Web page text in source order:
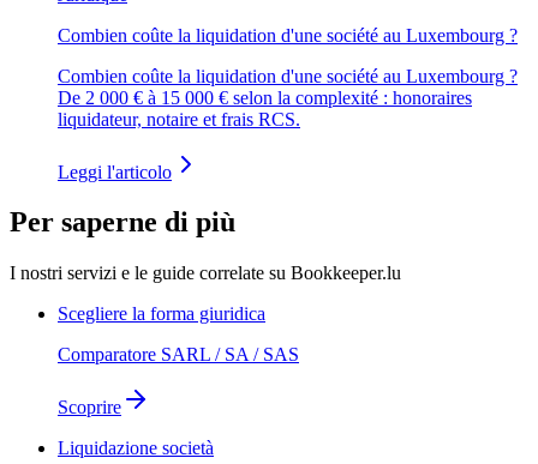
Combien coûte la liquidation d'une société au Luxembourg ?
Combien coûte la liquidation d'une société au Luxembourg ?
De 2 000 € à 15 000 € selon la complexité : honoraires
liquidateur, notaire et frais RCS.
Leggi l'articolo
Per saperne di più
I nostri servizi e le guide correlate su Bookkeeper.lu
Scegliere la forma giuridica
Comparatore SARL / SA / SAS
Scoprire
Liquidazione società